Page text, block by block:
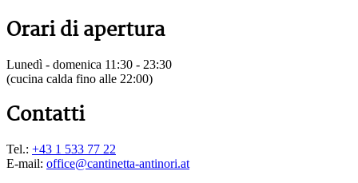
Orari di apertura
Lunedì - domenica 11:30 - 23:30
(cucina calda fino alle 22:00)
Contatti
Tel.: +43 1 533 77 22
E-mail: office@cantinetta-antinori.at